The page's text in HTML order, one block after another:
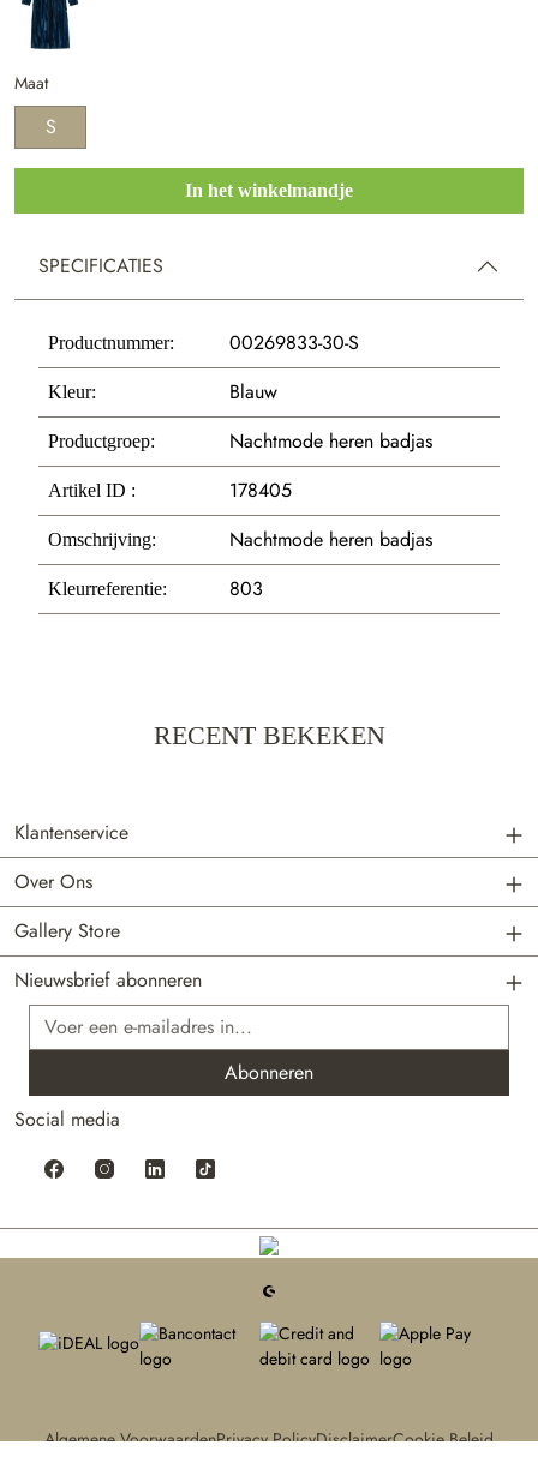
Maat
S
In het winkelmandje
SPECIFICATIES
Productnummer: 00269833-30-S
Kleur: Blauw
Productgroep: Nachtmode heren badjas
Artikel ID : 178405
Omschrijving: Nachtmode heren badjas
Kleurreferentie: 803
RECENT BEKEKEN
Klantenservice
Over Ons
Gallery Store
Nieuwsbrief abonneren
E-mailadres*
Abonneren
Social media
Algemene VoorwaardenPrivacy PolicyDisclaimerCookie Beleid